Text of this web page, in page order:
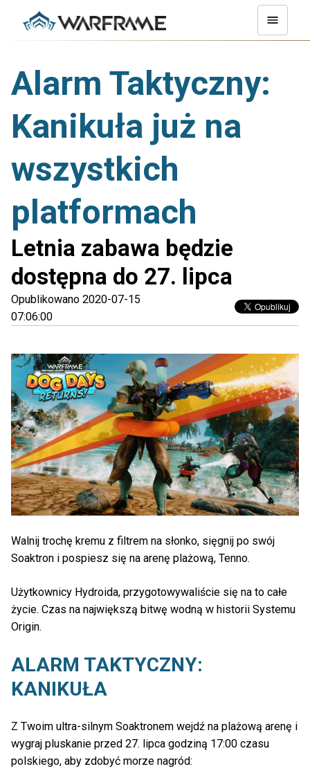
Alarm Taktyczny:
Kanikuła już na
wszystkich
platformach
Letnia zabawa będzie
dostępna do 27. lipca
Opublikowano 2020-07-15
07:06:00
Walnij trochę kremu z filtrem na słonko, sięgnij po swój
Soaktron i pospiesz się na arenę plażową, Tenno.
Użytkownicy Hydroida, przygotowywaliście się na to całe
życie. Czas na największą bitwę wodną w historii Systemu
Origin.
ALARM TAKTYCZNY:
KANIKUŁA
Z Twoim ultra-silnym Soaktronem wejdź na plażową arenę i
wygraj pluskanie przed 27. lipca godziną 17:00 czasu
polskiego, aby zdobyć morze nagród: